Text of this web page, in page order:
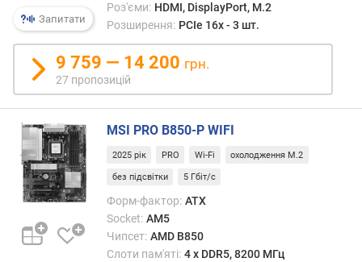
і
в
)
)
D
D
R
5
(
с
о
т
Запитати
Роз'єми: HDMI, DisplayPort, M.2
Розширення: PCIe 16x - 3 шт.
9 759 — 14 200 грн.
27 пропозицій
MSI PRO B850-P WIFI
2025 рік PRO Wi-Fi охолодження M.2
без підсвітки 5 Гбіт/с
Форм-фактор: ATX
Socket: AM5
Чипсет: AMD B850
Слоти пам'яті: 4 х DDR5, 8200 МГц